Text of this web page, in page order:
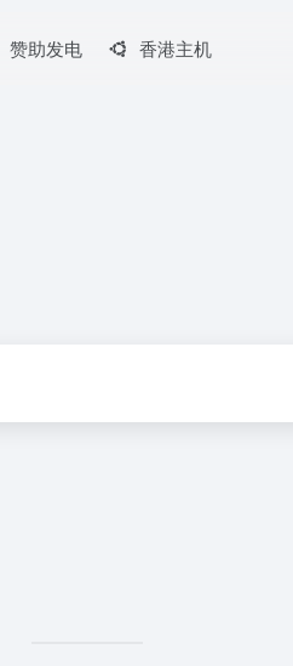
赞助发电 香港主机